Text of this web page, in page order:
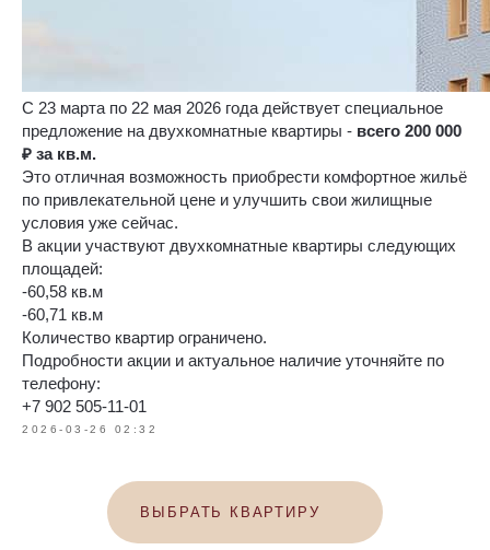
С 23 марта по 22 мая 2026 года действует специальное
предложение на двухкомнатные квартиры - всего 200 000
₽ за кв.м.
Это отличная возможность приобрести комфортное жильё
по привлекательной цене и улучшить свои жилищные
условия уже сейчас.
В акции участвуют двухкомнатные квартиры следующих
площадей:
-60,58 кв.м
-60,71 кв.м
Количество квартир ограничено.
Подробности акции и актуальное наличие уточняйте по
телефону:
+7 902 505-11-01
2026-03-26 02:32
ВЫБРАТЬ КВАРТИРУ